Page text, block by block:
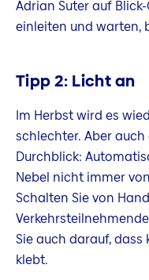
Adrian Suter auf
einleiten und warten,
Tipp 2: Licht an
Im Herbst wird es
schlechter. Aber
Durchblick:
Nebel nicht immer
Schalten Sie von
Sie auch darauf,
klebt.